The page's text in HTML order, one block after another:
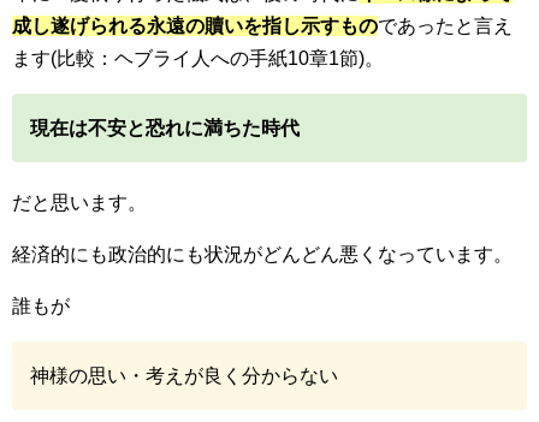
成し遂げられる永遠の贖いを指し示すものであったと言え
ます(比較：ヘブライ人への手紙10章1節)。
現在は不安と恐れに満ちた時代
だと思います。
経済的にも政治的にも状況がどんどん悪くなっています。
誰もが
神様の思い・考えが良く分からない